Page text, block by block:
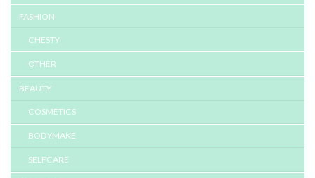
FASHION
CHESTY
OTHER
BEAUTY
COSMETICS
BODYMAKE
SELFCARE